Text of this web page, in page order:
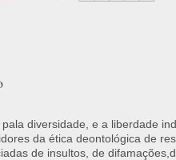
diversidade, e a liberdade
da ética deontológica de
de insultos, de